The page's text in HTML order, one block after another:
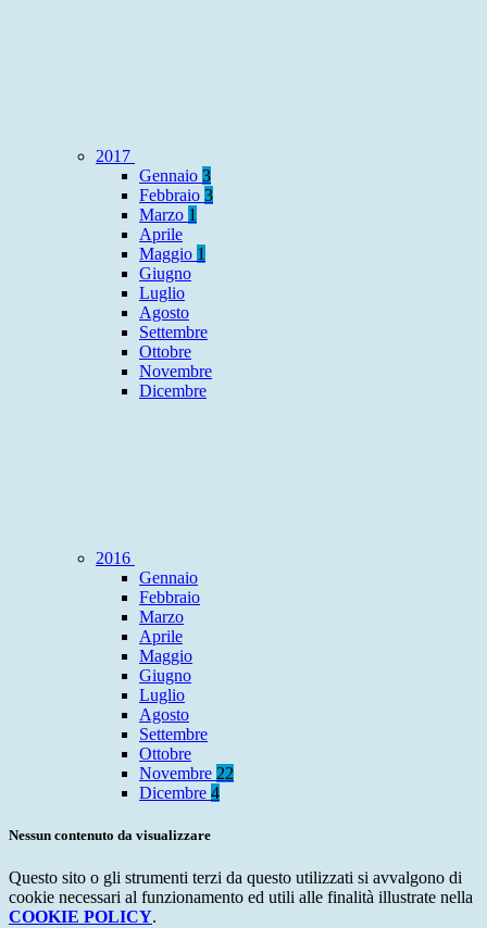
2017
Gennaio 3
Febbraio 3
Marzo 1
Aprile
Maggio 1
Giugno
Luglio
Agosto
Settembre
Ottobre
Novembre
Dicembre
2016
Gennaio
Febbraio
Marzo
Aprile
Maggio
Giugno
Luglio
Agosto
Settembre
Ottobre
Novembre 22
Dicembre 4
Nessun contenuto da visualizzare
Questo sito o gli strumenti terzi da questo utilizzati si avvalgono di
cookie necessari al funzionamento ed utili alle finalità illustrate nella
COOKIE POLICY.